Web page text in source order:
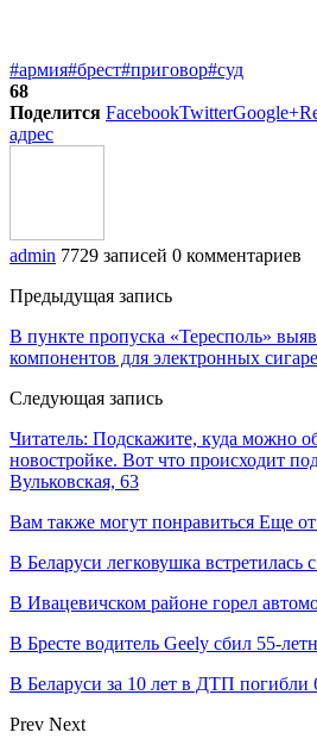
#армия#брест#приговор#суд
68
Поделится FacebookTwitterGoogle+
адрес
admin 7729 записей 0 комментариев
Предыдущая запись
В пункте пропуска «Тересполь»
компонентов для электронных
Следующая запись
Читатель: Подскажите, куда можно
новостройке. Вот что происходит
Вульковская, 63
Вам также могут понравиться Еще от
В Беларуси легковушка встретилась
В Ивацевичском районе горел
В Бресте водитель Geely сбил 55-
В Беларуси за 10 лет в ДТП погибли
Prev Next